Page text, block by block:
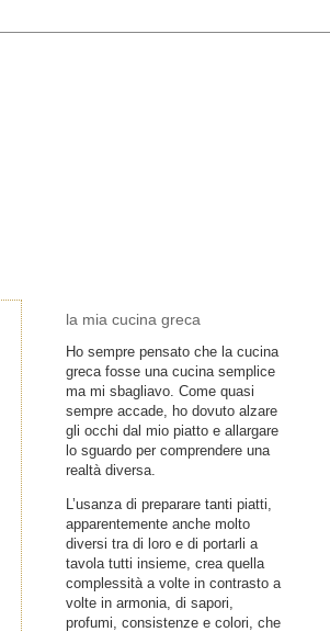
la mia cucina greca
Ho sempre pensato che la cucina
greca fosse una cucina semplice
ma mi sbagliavo. Come quasi
sempre accade, ho dovuto alzare
gli occhi dal mio piatto e allargare
lo sguardo per comprendere una
realtà diversa.
L’usanza di preparare tanti piatti,
apparentemente anche molto
diversi tra di loro e di portarli a
tavola tutti insieme, crea quella
complessità a volte in contrasto a
volte in armonia, di sapori,
profumi, consistenze e colori, che